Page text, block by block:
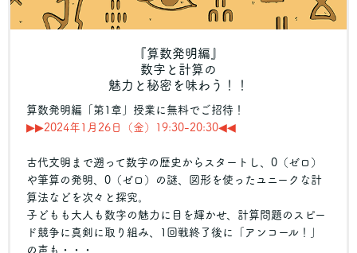
『算数発明編』
数字と計算の
魅力と秘密を味わう！！
算数発明編「第1章」授業に無料でご招待！
▶︎▶︎2024年1月26日（金）19:30-20:30◀︎◀︎
古代文明まで遡って数字の歴史からスタートし、0（ゼロ）
や筆算の発明、0（ゼロ）の謎、図形を使ったユニークな計
算法などを次々と探究。
子どもも大人も数字の魅力に目を輝かせ、計算問題のスピー
ド競争に真剣に取り組み、1回戦終了後に「アンコール！」
の声も・・・